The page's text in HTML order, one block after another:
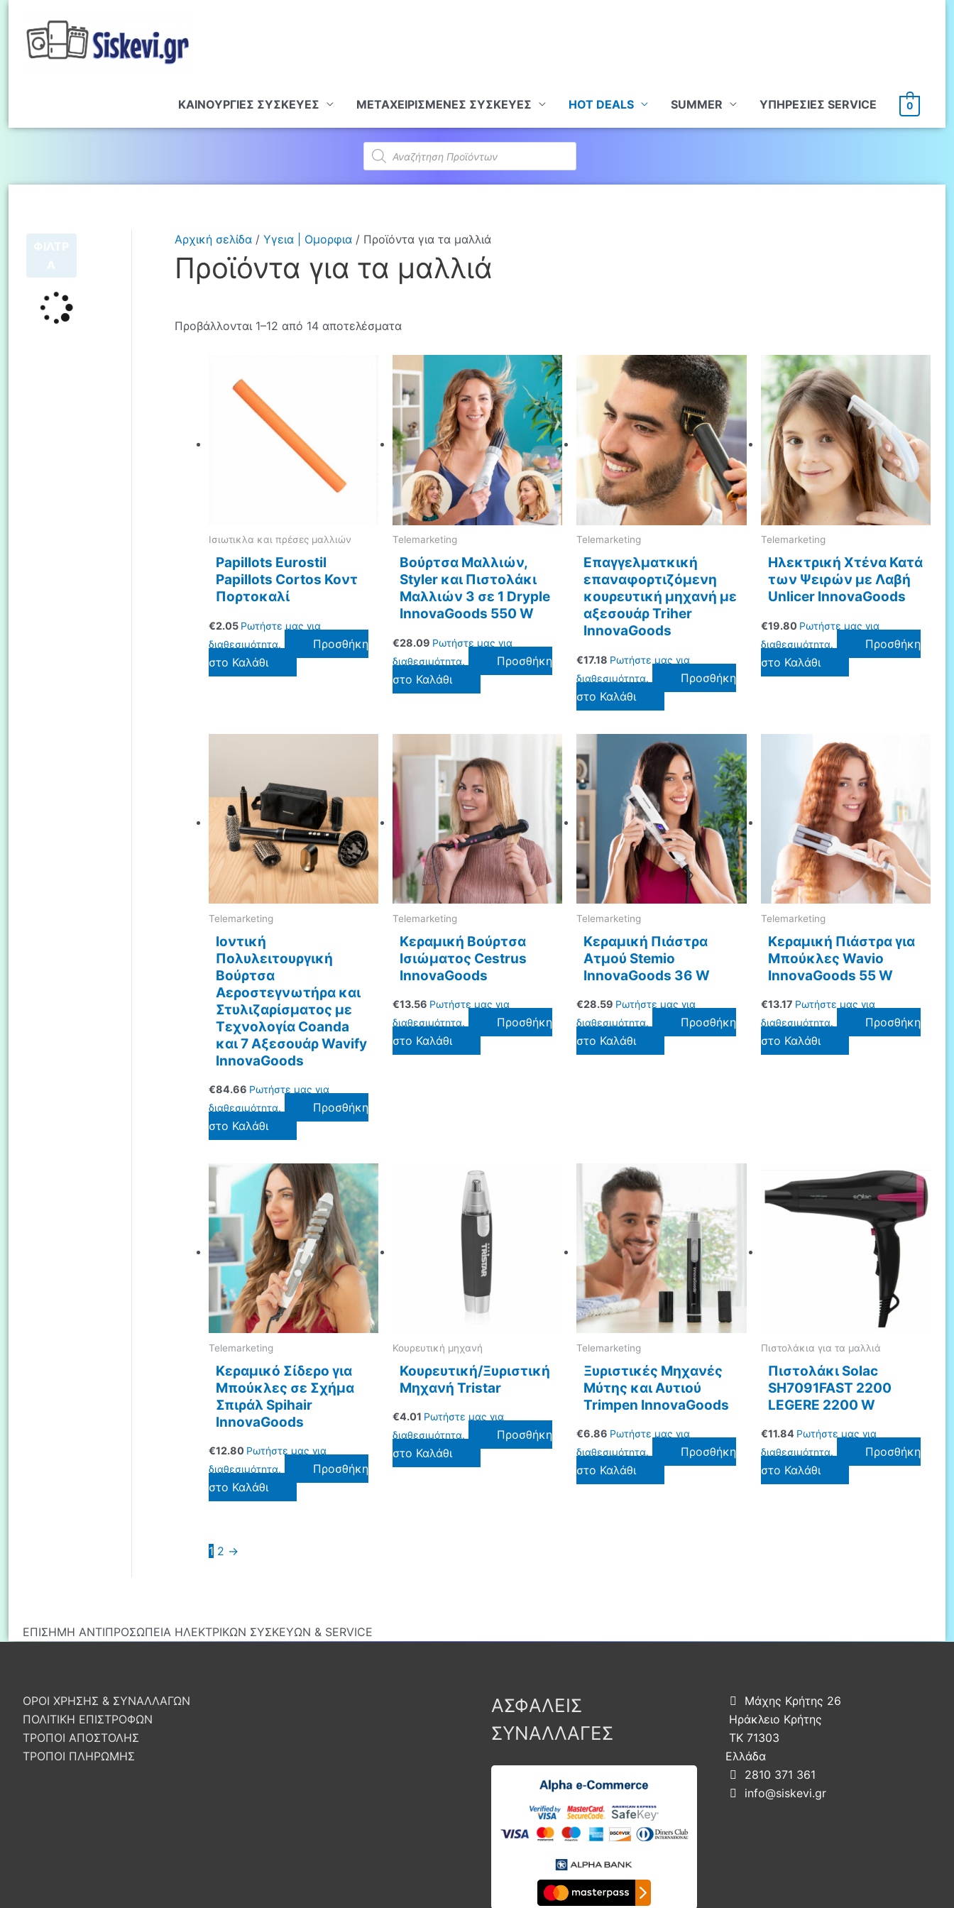
ΚΑΙΝΟΥΡΓΙΕΣ ΣΥΣΚΕΥΕΣ ΜΕΤΑΧΕΙΡΙΣΜΕΝΕΣ ΣΥΣΚΕΥΕΣ HOT DEALS SUMMER ΥΠHΡΕΣΙΕΣ SERVICE 0
Products
search
ΦΙΛΤΡ
Α
Αρχική σελίδα/ Υγεια | Ομορφια/ Προϊόντα για τα μαλλιά
Προϊόντα για τα μαλλιά
Προβάλλονται 1–12 από 14 αποτελέσματα
Ισιωτικλα και πρέσες μαλλιών
Papillots Eurostil
Papillots Cortos Κοντ
Πορτοκαλί
€2.05 Ρωτήστε μας για
διαθεσιμότητα.
Προσθήκη
στο Καλάθι
Telemarketing
Βούρτσα Mαλλιών,
Styler και Πιστολάκι
Μαλλιών 3 σε 1 Dryple
InnovaGoods 550 W
€28.09 Ρωτήστε μας για
διαθεσιμότητα.
Προσθήκη
στο Καλάθι
Telemarketing
Επαγγελματκική
επαναφορτιζόμενη
κουρευτική μηχανή με
αξεσουάρ Triher
InnovaGoods
€17.18 Ρωτήστε μας για
διαθεσιμότητα.
Προσθήκη
στο Καλάθι
Telemarketing
Ηλεκτρική Χτένα Κατά
των Ψειρών με Λαβή
Unlicer InnovaGoods
€19.80 Ρωτήστε μας για
διαθεσιμότητα.
Προσθήκη
στο Καλάθι
Telemarketing
Ιοντική
Πολυλειτουργική
Βούρτσα
Αεροστεγνωτήρα και
Στυλιζαρίσματος με
Τεχνολογία Coanda
και 7 Αξεσουάρ Wavify
InnovaGoods
€84.66 Ρωτήστε μας για
διαθεσιμότητα.
Προσθήκη
στο Καλάθι
Telemarketing
Κεραμική Bούρτσα
Ισιώματος Cestrus
InnovaGoods
€13.56 Ρωτήστε μας για
διαθεσιμότητα.
Προσθήκη
στο Καλάθι
Telemarketing
Κεραμική Πιάστρα
Ατμού Stemio
InnovaGoods 36 W
€28.59 Ρωτήστε μας για
διαθεσιμότητα.
Προσθήκη
στο Καλάθι
Telemarketing
Κεραμική Πιάστρα για
Μπούκλες Wavio
InnovaGoods 55 W
€13.17 Ρωτήστε μας για
διαθεσιμότητα.
Προσθήκη
στο Καλάθι
Telemarketing
Κεραμικό Σίδερο για
Μπούκλες σε Σχήμα
Σπιράλ Spihair
InnovaGoods
€12.80 Ρωτήστε μας για
διαθεσιμότητα.
Προσθήκη
στο Καλάθι
Κουρευτική μηχανή
Κουρευτική/Ξυριστική
Μηχανή Tristar
€4.01 Ρωτήστε μας για
διαθεσιμότητα.
Προσθήκη
στο Καλάθι
Telemarketing
Ξυριστικές Μηχανές
Μύτης και Αυτιού
Trimpen InnovaGoods
€6.86 Ρωτήστε μας για
διαθεσιμότητα.
Προσθήκη
στο Καλάθι
Πιστολάκια για τα μαλλιά
Πιστολάκι Solac
SH7091FAST 2200
LEGERE 2200 W
€11.84 Ρωτήστε μας για
διαθεσιμότητα.
Προσθήκη
στο Καλάθι
1 2 →
ΕΠΙΣΗΜΗ ΑΝΤΙΠΡΟΣΩΠΕΙΑ ΗΛΕΚΤΡΙΚΩΝ ΣΥΣΚΕΥΩΝ & SERVICE
ΟΡΟΙ ΧΡΗΣΗΣ & ΣΥΝΑΛΛΑΓΩΝ
ΠΟΛΙΤΙΚΗ ΕΠΙΣΤΡΟΦΩΝ
ΤΡΟΠΟΙ ΑΠΟΣΤΟΛΗΣ
ΤΡΟΠΟΙ ΠΛΗΡΩΜΗΣ
ΑΣΦΑΛΕΙΣ
ΣΥΝΑΛΛΑΓΕΣ

Μάχης Κρήτης 26
Ηράκλειο Κρήτης
ΤΚ 71303
Ελλάδα
 2810 371 361
 info@siskevi.gr